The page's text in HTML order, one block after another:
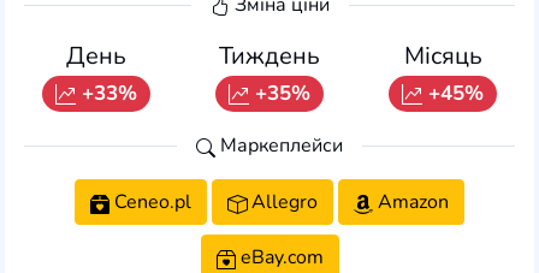
День
+33%
Тиждень
+35%
Місяць
+45%
Маркеплейси
Ceneo.pl Allegro Amazon
eBay.com